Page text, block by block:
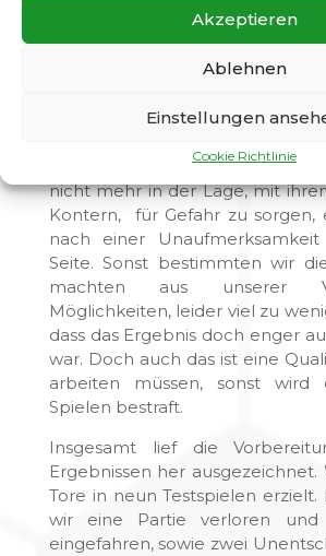
Akzeptieren
Ablehnen
Einstellungen
Cookie Richtlinie
daraus zu wenig machten. Eine
In der zweiten Hälfte konnten
druckvoller. Die Gäste aus
nicht mehr in der Lage, mit
Kontern, für Gefahr zu sorgen,
nach einer
Seite. Sonst bestimmten wir
machten aus unserer
Möglichkeiten, leider viel zu
dass das Ergebnis doch enger
war. Doch auch das ist eine
arbeiten müssen, sonst
Spielen bestraft.
Insgesamt lief die
Ergebnissen her
Tore in neun Testspielen erzielt.
wir eine Partie verloren und
eingefahren, sowie zwei